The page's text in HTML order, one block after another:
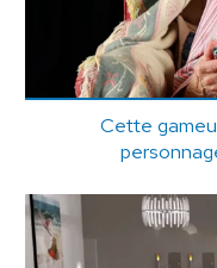
Cette